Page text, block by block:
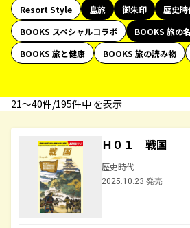
Resort Style
島旅 御朱印 歴史時
BOOKS スペシャルコラボ
BOOKS 旅の
BOOKS 旅と健康
BOOKS 旅の読み物
21〜40件/195件中 を表示
Ｈ０１ 戦国
歴史時代
2025.10.23 発売